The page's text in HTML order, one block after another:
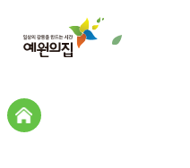
갤러리존